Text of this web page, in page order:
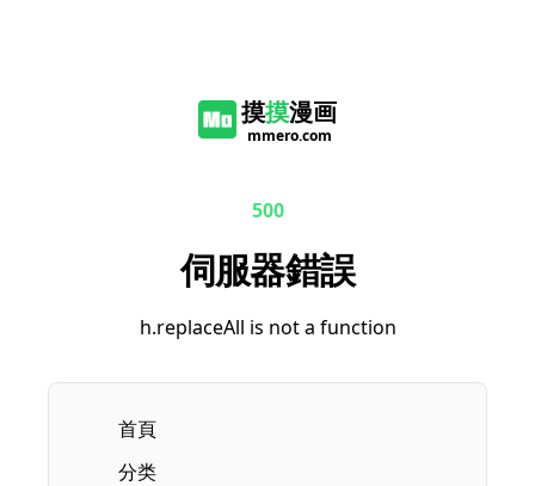
摸摸漫画
mmero.com
500
伺服器錯誤
h.replaceAll is not a function
首頁
分类